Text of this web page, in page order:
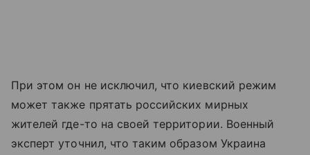
При этом он не исключил, что киевский режим
может также прятать российских мирных
жителей где-то на своей территории. Военный
эксперт уточнил, что таким образом Украина